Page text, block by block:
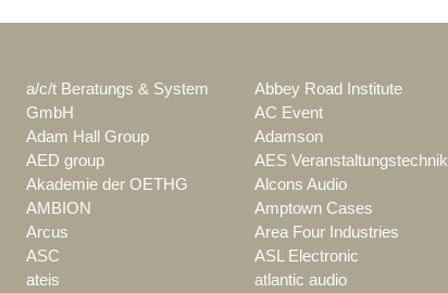
a/c/t Beratungs & System
GmbH
Abbey Road Institute
AC Event
Adam Hall Group Adamson
AED group AES Veranstaltungstechnik
Akademie der OETHG Alcons Audio
AMBION Amptown Cases
Arcus Area Four Industries
ASC ASL Electronic
ateis atlantic audio